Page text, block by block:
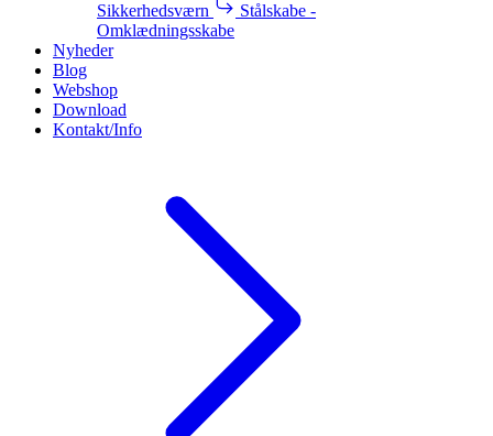
Sikkerhedsværn
Stålskabe -
Omklædningsskabe
Nyheder
Blog
Webshop
Download
Kontakt/Info